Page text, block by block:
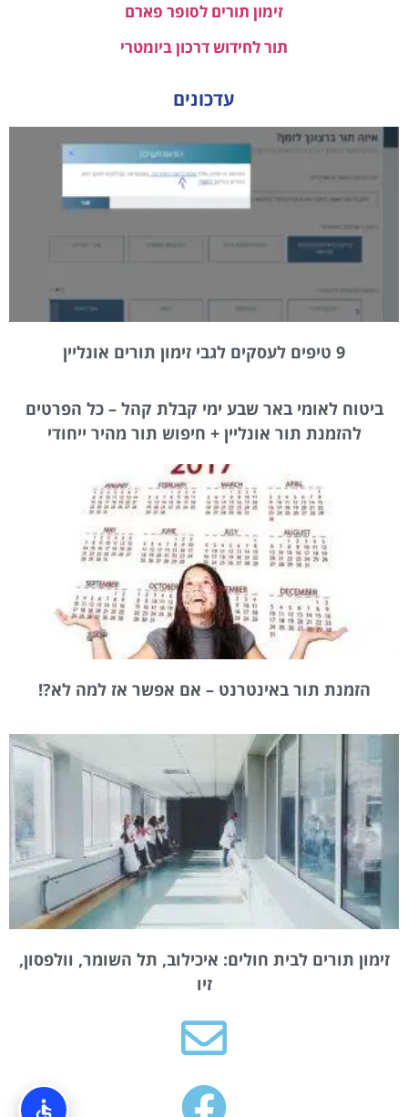
זימון תורים לסופר פארם
תור לחידוש דרכון ביומטרי
עדכונים
9 טיפים לעסקים לגבי זימון תורים אונליין
ביטוח לאומי באר שבע ימי קבלת קהל – כל הפרטים
להזמנת תור אונליין + חיפוש תור מהיר ייחודי
הזמנת תור באינטרנט – אם אפשר אז למה לא?!
זימון תורים לבית חולים: איכילוב, תל השומר, וולפסון,
זיו